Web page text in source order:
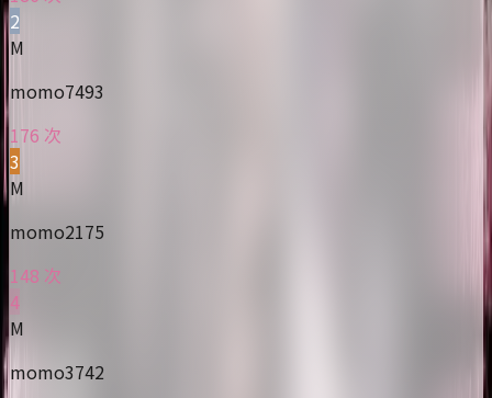
2
M
momo7493
176 次
3
M
momo2175
148 次
4
M
momo3742